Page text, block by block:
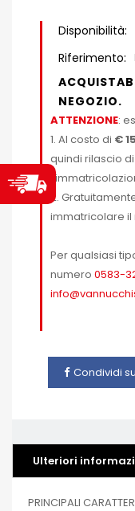
Disponibilità:
Riferimento:
NEGOZIO.
ATTENZIONE:
1. Al costo di €
quindi rilascio
2.
immatricolare il
Per qualsiasi
numero 0583-
Condividi
Ulteriori
PRINCIPALI